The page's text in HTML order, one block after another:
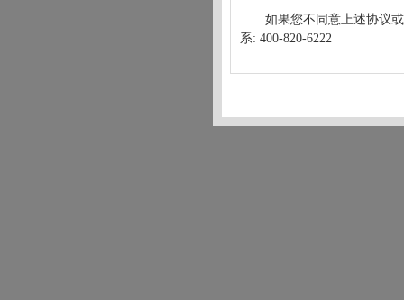
如果您不同意上述协议
系: 400-820-6222